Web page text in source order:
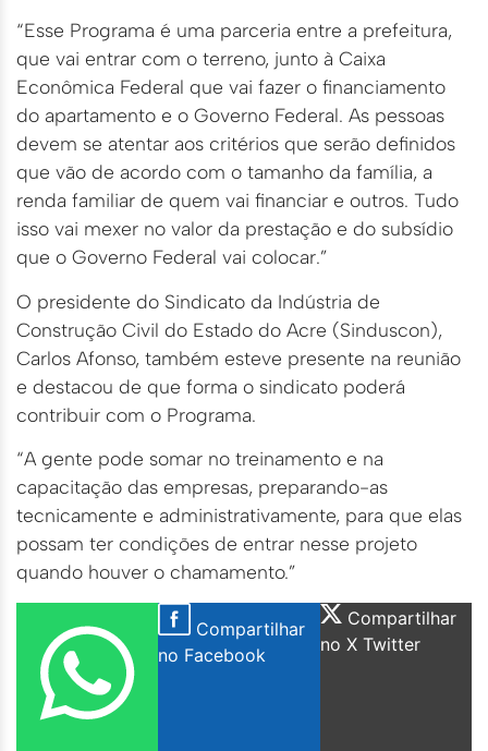
“Esse Programa é uma parceria entre a prefeitura,
que vai entrar com o terreno, junto à Caixa
Econômica Federal que vai fazer o financiamento
do apartamento e o Governo Federal. As pessoas
devem se atentar aos critérios que serão definidos
que vão de acordo com o tamanho da família, a
renda familiar de quem vai financiar e outros. Tudo
isso vai mexer no valor da prestação e do subsídio
que o Governo Federal vai colocar.”
O presidente do Sindicato da Indústria de
Construção Civil do Estado do Acre (Sinduscon),
Carlos Afonso, também esteve presente na reunião
e destacou de que forma o sindicato poderá
contribuir com o Programa.
“A gente pode somar no treinamento e na
capacitação das empresas, preparando-as
tecnicamente e administrativamente, para que elas
possam ter condições de entrar nesse projeto
quando houver o chamamento.”
Compartilhar
no Facebook
Compartilhar
no X Twitter